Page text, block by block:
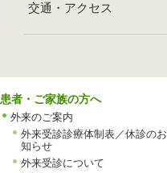
交通・アクセス
患者・ご家族の方へ
外来のご案内
外来受診診療体制表／休診のお
知らせ
外来受診について